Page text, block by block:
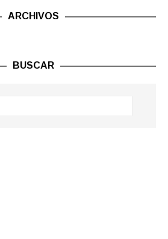
ARCHIVOS
BUSCAR